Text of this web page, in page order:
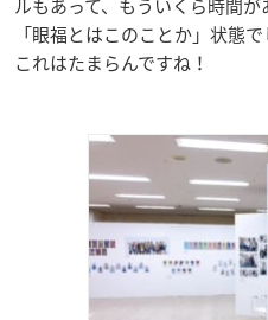
ルもあって、もういくら時間が
「眼福とはこのことか」状態
これはたまらんですね！